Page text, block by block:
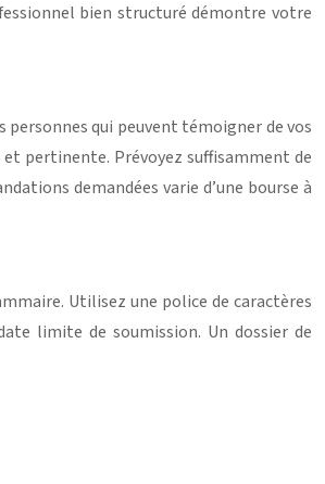
bien structuré démontre votre
personnes qui peuvent témoigner de vos
pertinente. Prévoyez suffisamment de
demandées varie d’une bourse à
Utilisez une police de caractères
limite de soumission. Un dossier de